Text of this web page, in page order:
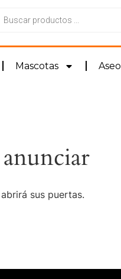
Mascotas Aseo
sus puertas.